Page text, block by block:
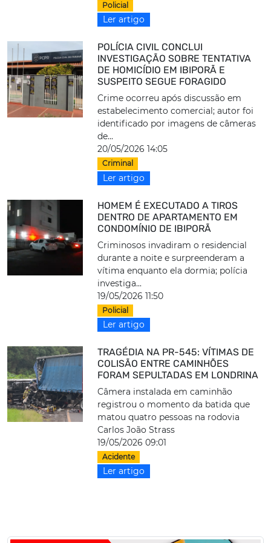
Policial
Ler artigo
POLÍCIA CIVIL CONCLUI
INVESTIGAÇÃO SOBRE TENTATIVA
DE HOMICÍDIO EM IBIPORÃ E
SUSPEITO SEGUE FORAGIDO
Crime ocorreu após discussão em
estabelecimento comercial; autor foi
identificado por imagens de câmeras
de...
20/05/2026 14:05
Criminal
Ler artigo
HOMEM É EXECUTADO A TIROS
DENTRO DE APARTAMENTO EM
CONDOMÍNIO DE IBIPORÃ
Criminosos invadiram o residencial
durante a noite e surpreenderam a
vítima enquanto ela dormia; polícia
investiga...
19/05/2026 11:50
Policial
Ler artigo
TRAGÉDIA NA PR-545: VÍTIMAS DE
COLISÃO ENTRE CAMINHÕES
FORAM SEPULTADAS EM LONDRINA
Câmera instalada em caminhão
registrou o momento da batida que
matou quatro pessoas na rodovia
Carlos João Strass
19/05/2026 09:01
Acidente
Ler artigo